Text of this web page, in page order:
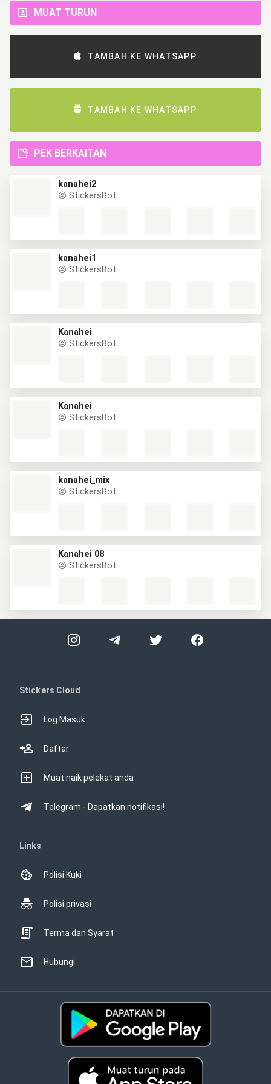
MUAT TURUN
TAMBAH KE WHATSAPP
TAMBAH KE WHATSAPP
PEK BERKAITAN
kanahei2
StickersBot
kanahei1
StickersBot
Kanahei
StickersBot
Kanahei
StickersBot
kanahei_mix
StickersBot
Kanahei 08
StickersBot
Stickers Cloud
Log Masuk
Daftar
Muat naik pelekat anda
Telegram - Dapatkan notifikasi!
Links
Polisi Kuki
Polisi privasi
Terma dan Syarat
Hubungi